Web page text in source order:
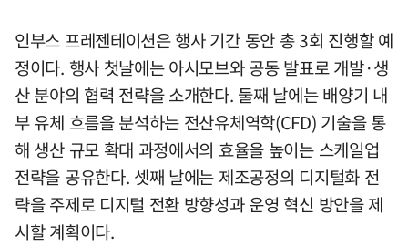
인부스 프레젠테이션은 행사 기간 동안 총 3회 진행할 예
정이다. 행사 첫날에는 아시모브와 공동 발표로 개발·생
산 분야의 협력 전략을 소개한다. 둘째 날에는 배양기 내
부 유체 흐름을 분석하는 전산유체역학(CFD) 기술을 통
해 생산 규모 확대 과정에서의 효율을 높이는 스케일업
전략을 공유한다. 셋째 날에는 제조공정의 디지털화 전
략을 주제로 디지털 전환 방향성과 운영 혁신 방안을 제
시할 계획이다.